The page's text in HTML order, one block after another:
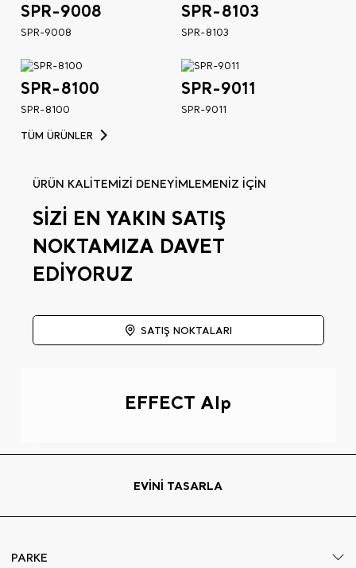
SPR-9008
SPR-9008
SPR-8103
SPR-8103
SPR-8100
SPR-8100
SPR-9011
SPR-9011
TÜM ÜRÜNLER
ÜRÜN KALİTEMİZİ DENEYİMLEMENİZ İÇİN
SİZİ EN YAKIN SATIŞ
NOKTAMIZA DAVET
EDİYORUZ
SATIŞ NOKTALARI
EFFECT Alp
EVİNİ TASARLA
PARKE